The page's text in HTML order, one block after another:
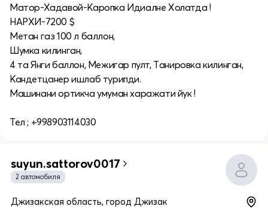
Матор-Хадавой-Каропка Идиалнe Холатда !
НАРХИ-7200 $
Метан газ 100 л баллон,
Шумка килинган,
4 та Янги баллон, Межигар пулт, Tанировка килинган,
Кандетцанер ишлаб турипди.
Машинани ортикча умуман харажати йук !
Тел ; +998903114030
suyun.sattorov0017
2 автомобиля
Джизакская область, город Джизак